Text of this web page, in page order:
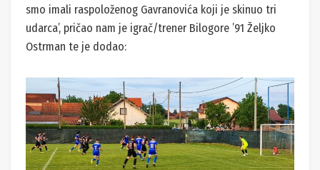
smo imali raspoloženog Gavranovića koji je skinuo tri
udarca’, pričao nam je igrač/trener Bilogore ’91 Željko
Ostrman te je dodao: